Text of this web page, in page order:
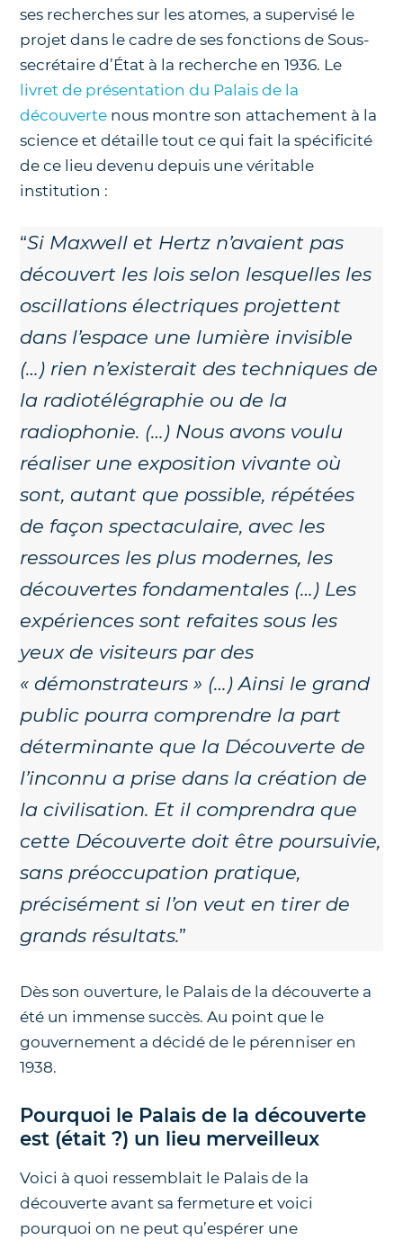
ses recherches sur les atomes, a supervisé le
projet dans le cadre de ses fonctions de Sous-
secrétaire d’État à la recherche en 1936. Le
livret de présentation du Palais de la
découverte nous montre son attachement à la
science et détaille tout ce qui fait la spécificité
de ce lieu devenu depuis une véritable
institution :
“Si Maxwell et Hertz n’avaient pas
découvert les lois selon lesquelles les
oscillations électriques projettent
dans l’espace une lumière invisible
(…) rien n’existerait des techniques de
la radiotélégraphie ou de la
radiophonie. (…) Nous avons voulu
réaliser une exposition vivante où
sont, autant que possible, répétées
de façon spectaculaire, avec les
ressources les plus modernes, les
découvertes fondamentales (…) Les
expériences sont refaites sous les
yeux de visiteurs par des
« démonstrateurs » (…) Ainsi le grand
public pourra comprendre la part
déterminante que la Découverte de
l’inconnu a prise dans la création de
la civilisation. Et il comprendra que
cette Découverte doit être poursuivie,
sans préoccupation pratique,
précisément si l’on veut en tirer de
grands résultats.”
Dès son ouverture, le Palais de la découverte a
été un immense succès. Au point que le
gouvernement a décidé de le pérenniser en
1938.
Pourquoi le Palais de la découverte
est (était ?) un lieu merveilleux
Voici à quoi ressemblait le Palais de la
découverte avant sa fermeture et voici
pourquoi on ne peut qu’espérer une